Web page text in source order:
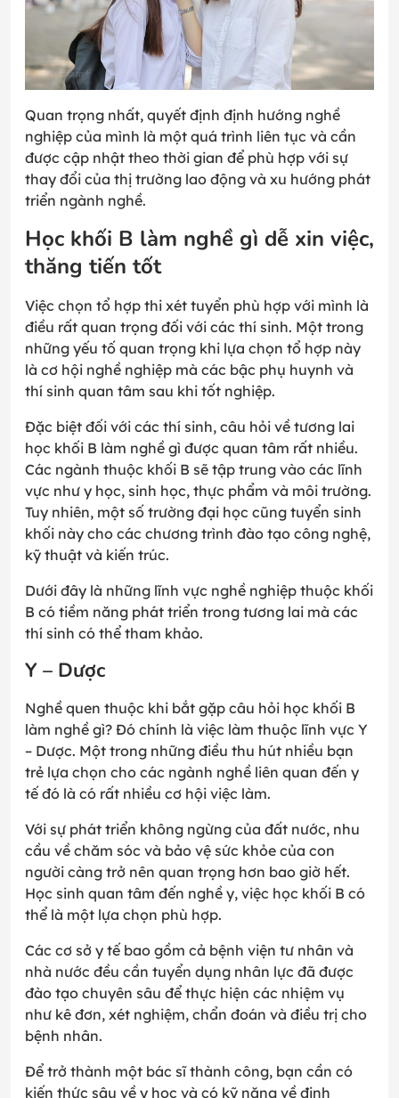
Quan trọng nhất, quyết định định hướng nghề
nghiệp của mình là một quá trình liên tục và cần
được cập nhật theo thời gian để phù hợp với sự
thay đổi của thị trường lao động và xu hướng phát
triển ngành nghề.
Học khối B làm nghề gì dễ xin việc,
thăng tiến tốt
Việc chọn tổ hợp thi xét tuyển phù hợp với mình là
điều rất quan trọng đối với các thí sinh. Một trong
những yếu tố quan trọng khi lựa chọn tổ hợp này
là cơ hội nghề nghiệp mà các bậc phụ huynh và
thí sinh quan tâm sau khi tốt nghiệp.
Đặc biệt đối với các thí sinh, câu hỏi về tương lai
học khối B làm nghề gì được quan tâm rất nhiều.
Các ngành thuộc khối B sẽ tập trung vào các lĩnh
vực như y học, sinh học, thực phẩm và môi trường.
Tuy nhiên, một số trường đại học cũng tuyển sinh
khối này cho các chương trình đào tạo công nghệ,
kỹ thuật và kiến trúc.
Dưới đây là những lĩnh vực nghề nghiệp thuộc khối
B có tiềm năng phát triển trong tương lai mà các
thí sinh có thể tham khảo.
Y – Dược
Nghề quen thuộc khi bắt gặp câu hỏi học khối B
làm nghề gì? Đó chính là việc làm thuộc lĩnh vực Y
– Dược. Một trong những điều thu hút nhiều bạn
trẻ lựa chọn cho các ngành nghề liên quan đến y
tế đó là có rất nhiều cơ hội việc làm.
Với sự phát triển không ngừng của đất nước, nhu
cầu về chăm sóc và bảo vệ sức khỏe của con
người càng trở nên quan trọng hơn bao giờ hết.
Học sinh quan tâm đến nghề y, việc học khối B có
thể là một lựa chọn phù hợp.
Các cơ sở y tế bao gồm cả bệnh viện tư nhân và
nhà nước đều cần tuyển dụng nhân lực đã được
đào tạo chuyên sâu để thực hiện các nhiệm vụ
như kê đơn, xét nghiệm, chẩn đoán và điều trị cho
bệnh nhân.
Để trở thành một bác sĩ thành công, bạn cần có
kiến thức sâu về y học và có kỹ năng về định